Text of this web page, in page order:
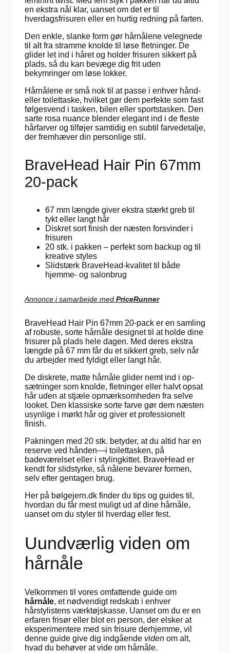
en ekstra nål klar, uanset om det er til
hverdagsfrisuren eller en hurtig redning på farten.
Den enkle, slanke form gør hårnålene velegnede
til alt fra stramme knolde til løse fletninger. De
glider let ind i håret og holder frisuren sikkert på
plads, så du kan bevæge dig frit uden
bekymringer om løse lokker.
Hårnålene er små nok til at passe i enhver hånd-
eller toilettaske, hvilket gør dem perfekte som fast
følgesvend i tasken, bilen eller sportstasken. Den
sarte rosa nuance blender elegant ind i de fleste
hårfarver og tilføjer samtidig en subtil farvedetalje,
der fremhæver din personlige stil.
BraveHead Hair Pin 67mm
20-pack
67 mm længde giver ekstra stærkt greb til
tykt eller langt hår
Diskret sort finish der næsten forsvinder i
frisuren
20 stk. i pakken – perfekt som backup og til
kreative styles
Slidstærk BraveHead-kvalitet til både
hjemme- og salonbrug
Annonce i samarbejde med PriceRunner
BraveHead Hair Pin 67mm 20-pack er en samling
af robuste, sorte hårnåle designet til at holde dine
frisurer på plads hele dagen. Med deres ekstra
længde på 67 mm får du et sikkert greb, selv når
du arbejder med fyldigt eller langt hår.
De diskrete, matte hårnåle glider nemt ind i op­
sætninger som knolde, fletninger eller halvt opsat
hår uden at stjæle opmærksomheden fra selve
looket. Den klassiske sorte farve gør dem næsten
usynlige i mørkt hår og giver et professionelt
finish.
Pakningen med 20 stk. betyder, at du altid har en
reserve ved hånden—i toilettasken, på
badeværelset eller i stylingkittet. BraveHead er
kendt for slidstyrke, så nålene bevarer formen,
selv efter gentagen brug.
Her på bølgejern.dk finder du tips og guides til,
hvordan du får mest muligt ud af dine hårnåle,
uanset om du styler til hverdag eller fest.
Uundværlig viden om
hårnåle
Velkommen til vores omfattende guide om
hårnåle, et nødvendigt redskab i enhver
hårstylistens værktøjskasse. Uanset om du er en
erfaren frisør eller blot en person, der elsker at
eksperimentere med sin frisure derhjemme, vil
denne guide give dig indgående viden om alt,
hvad du behøver at vide om hårnåle.